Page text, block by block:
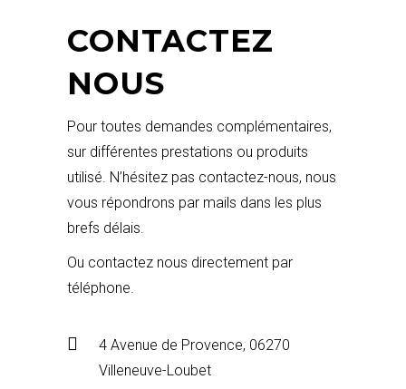
CONTACTEZ
NOUS
Pour toutes demandes complémentaires,
sur différentes prestations ou produits
utilisé. N’hésitez pas contactez-nous, nous
vous répondrons par mails dans les plus
brefs délais.
Ou contactez nous directement par
téléphone.
4 Avenue de Provence, 06270
Villeneuve-Loubet